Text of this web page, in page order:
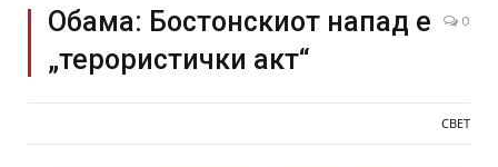
Обама: Бостонскиот напад е
„терористички акт“
0
СВЕТ